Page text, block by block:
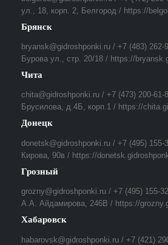
ул., 18, корп. 2, Белгород / https://
Брянск
bryansk@gidroshponki.ru / +7 (483) 262-
Бурова ул., стр. 20/18 / https://
Чита
chita@gidroshponki.ru / +7 (473) 200-61-
Брусилова, д.4Б, корп.1 / https://
Донецк
donetsk@gidroshponki.ru / +7 (495) 155-
Кирова, 90в / https://
Грозный
grozny@gidroshponki.ru / +7 (495) 155-
А.А. Айдамирова, 246В / https://
Хабаровск
habarovsk@gidroshponki.ru / +7 (421)